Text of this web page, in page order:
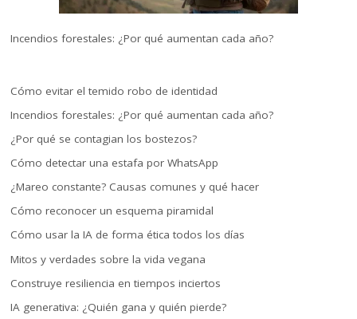
Incendios forestales: ¿Por qué aumentan cada año?
Cómo evitar el temido robo de identidad
Incendios forestales: ¿Por qué aumentan cada año?
¿Por qué se contagian los bostezos?
Cómo detectar una estafa por WhatsApp
¿Mareo constante? Causas comunes y qué hacer
Cómo reconocer un esquema piramidal
Cómo usar la IA de forma ética todos los días
Mitos y verdades sobre la vida vegana
Construye resiliencia en tiempos inciertos
IA generativa: ¿Quién gana y quién pierde?